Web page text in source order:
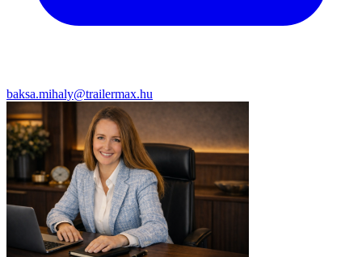
baksa.mihaly@trailermax.hu